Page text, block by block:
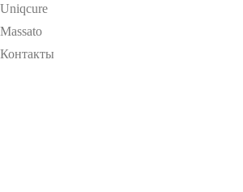
Uniqcure
Massato
Контакты